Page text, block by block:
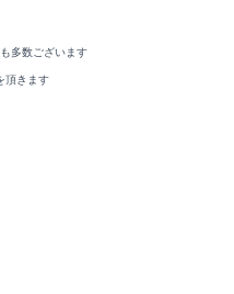
多数ございます
頂きます